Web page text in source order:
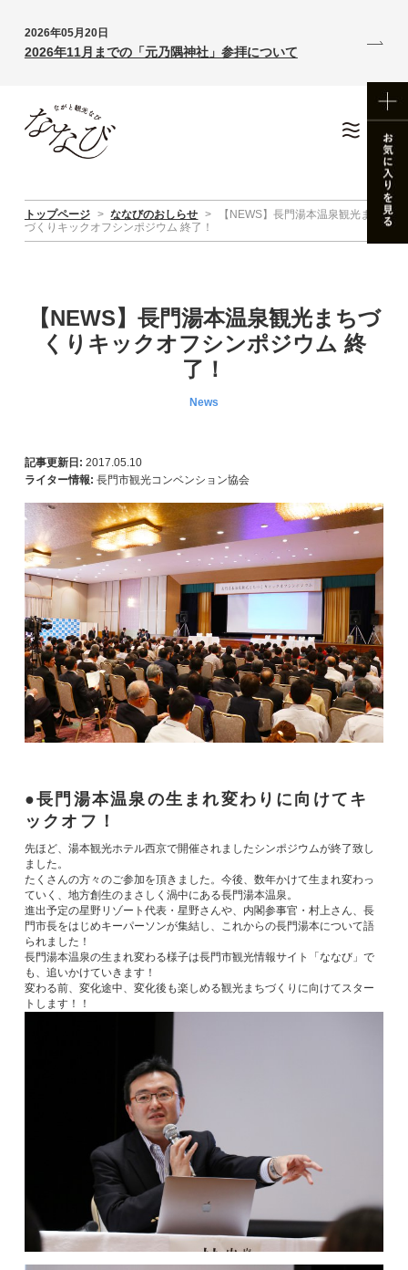
2026年05月20日
2026年11月までの「元乃隅神社」参拝について
トップページ > ななびのおしらせ >
【NEWS】長門湯本温泉観光まち
づくりキックオフシンポジウム 終了！
【NEWS】長門湯本温泉観光まちづ
くりキックオフシンポジウム 終
了！
News
記事更新日: 2017.05.10
ライター情報: 長門市観光コンベンション協会
長門湯本温泉の生まれ変わりに向けてキ
ックオフ！
先ほど、湯本観光ホテル西京で開催されましたシンポジウムが終了致し
ました。
たくさんの方々のご参加を頂きました。今後、数年かけて生まれ変わっ
ていく、地方創生のまさしく渦中にある長門湯本温泉。
進出予定の星野リゾート代表・星野さんや、内閣参事官・村上さん、長
門市長をはじめキーパーソンが集結し、これからの長門湯本について語
られました！
長門湯本温泉の生まれ変わる様子は長門市観光情報サイト「ななび」で
も、追いかけていきます！
変わる前、変化途中、変化後も楽しめる観光まちづくりに向けてスター
トします！！